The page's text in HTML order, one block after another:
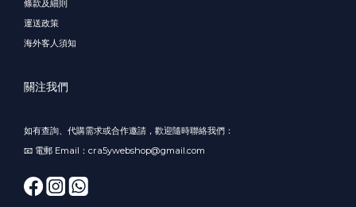
條款及細則
運送政策
海外客人須知
關注我們
如有查詢、代購需求或合作邀請，歡迎隨時聯絡我們：
📧 電郵 Email：cra5ywebshop@gmail.com